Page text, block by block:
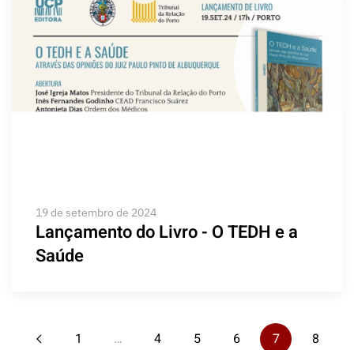
19 de setembro de 2024
Lançamento do Livro - O TEDH e a
Saúde
1 … 4 5 6 7 8